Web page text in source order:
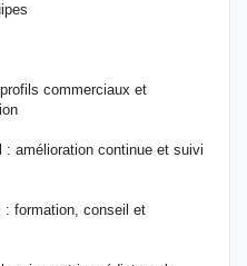
commerciaux et
: amélioration continue et suivi
: formation, conseil et